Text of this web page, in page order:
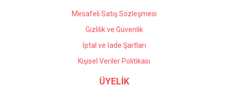
Mesafeli Satış Sözleşmesi
Gizlilik ve Güvenlik
İptal ve İade Şartları
Kişisel Veriler Politikası
ÜYELİK